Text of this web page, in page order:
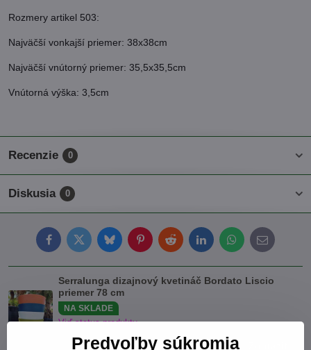
Rozmery artikel 503:
Najväčší vonkajší priemer: 38x38cm
Najväčší vnútorný priemer: 35,5x35,5cm
Vnútorná výška: 3,5cm
Recenzie 0
Diskusia 0
FacebookTwitterBlueskyPinterestRedditLinkedInWhatsApp
E-
mail
Serralunga dizajnový kvetináč Bordato Liscio
priemer 78 cm
NA SKLADE
Viď status produktu
233 €
Predvoľby súkromia